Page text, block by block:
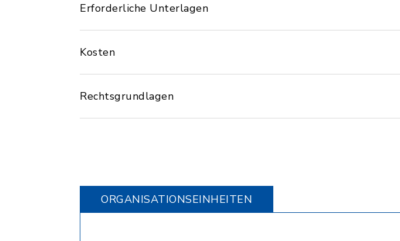
Erforderliche Unterlagen
Kosten
Rechtsgrundlagen
ORGANISATIONS­EINHEITEN